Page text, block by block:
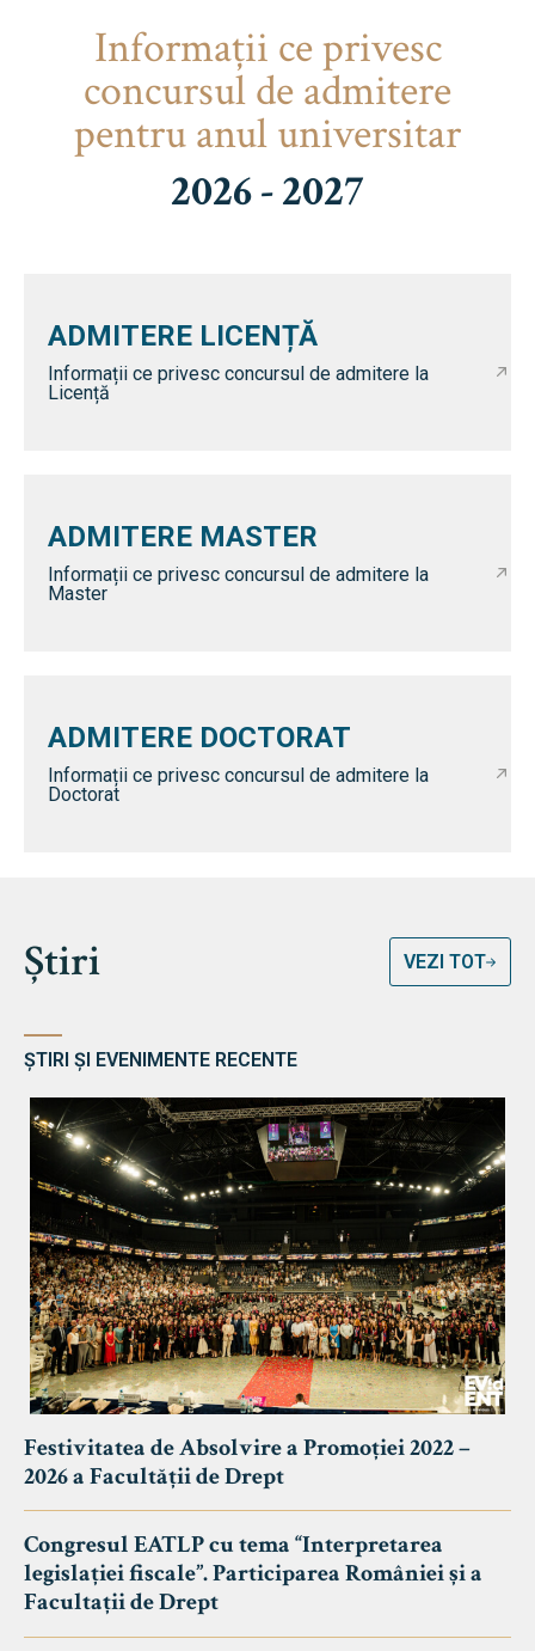
Informaţii ce privesc
concursul de admitere
pentru anul universitar
2026 - 2027
ADMITERE LICENȚĂ
Informații ce privesc concursul de admitere la
Licență
ADMITERE MASTER
Informații ce privesc concursul de admitere la
Master
ADMITERE DOCTORAT
Informații ce privesc concursul de admitere la
Doctorat
Știri VEZI TOT
ȘTIRI ȘI EVENIMENTE RECENTE
Festivitatea de Absolvire a Promoției 2022 –
2026 a Facultății de Drept
Congresul EATLP cu tema “Interpretarea
legislației fiscale”. Participarea României și a
Facultații de Drept